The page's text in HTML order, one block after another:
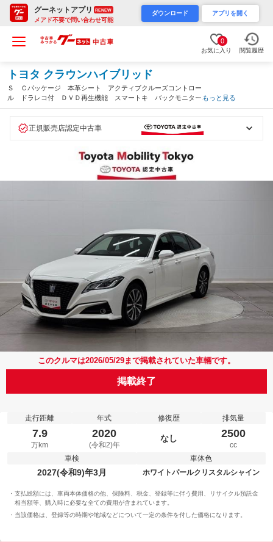
グーネットアプリ RENEW
メアド不要で問い合わせ可能
ダウンロード アプリを開く
0
お気に入り 閲覧履歴
トヨタ クラウンハイブリッド
Ｓ Ｃパッケージ 本革シート アクティブクルーズコントロー
ル ドラレコ付 ＤＶＤ再生機能 スマートキ バックモニター
アイスト オートエアコン メモリナビ カーテンエアバッグ 地
もっと見る
正規販売店認定中古車
このクルマは2026/05/29まで掲載されていた車輛です。
掲載終了
走行距離
7.9
万km
年式
2020
(令和2)年
修復歴
なし
排気量
2500
cc
車検
2027(令和9)年3月
車体色
ホワイトパールクリスタルシャイン
支払総額には、車両本体価格の他、保険料、税金、登録等に伴う費用、リサイクル預託金
相当額等、購入時に必要な全ての費用が含まれています。
当該価格は、登録等の時期や地域などについて一定の条件を付した価格になります。